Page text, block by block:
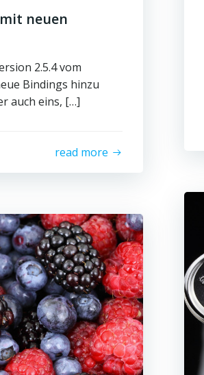
neuen
2.5.4 vom
Bindings hinzu
auch eins, […]
read more